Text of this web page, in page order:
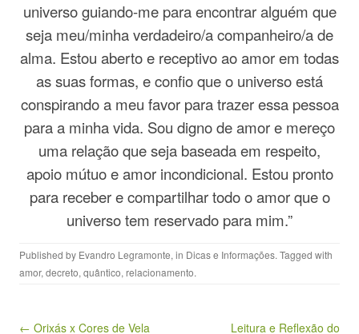
universo guiando-me para encontrar alguém que
seja meu/minha verdadeiro/a companheiro/a de
alma. Estou aberto e receptivo ao amor em todas
as suas formas, e confio que o universo está
conspirando a meu favor para trazer essa pessoa
para a minha vida. Sou digno de amor e mereço
uma relação que seja baseada em respeito,
apoio mútuo e amor incondicional. Estou pronto
para receber e compartilhar todo o amor que o
universo tem reservado para mim.”
Published by Evandro Legramonte, in Dicas e Informações. Tagged with
amor, decreto, quântico, relacionamento.
Post navigation
← Orixás x Cores de Vela
Leitura e Reflexão do